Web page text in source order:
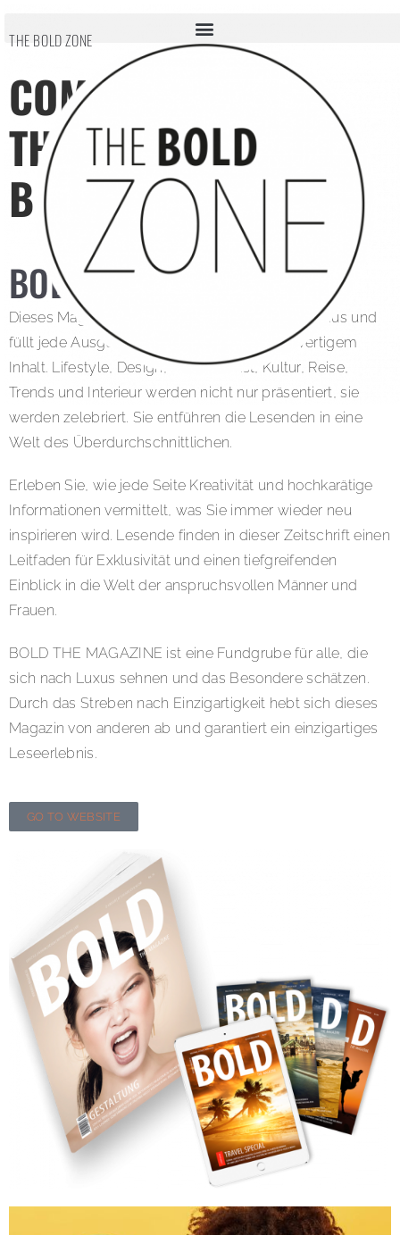
THE BOLD ZONE
COME INTO
THE UNIVERSE OF
BOLD
BOLD THE MAGAZINE
Dieses Magazin widersetzt sich dem Minimalismus und
füllt jede Ausgabe mit einer Fülle von hochwertigem
Inhalt. Lifestyle, Design, Mode, Kunst, Kultur, Reise,
Trends und Interieur werden nicht nur präsentiert, sie
werden zelebriert. Sie entführen die Lesenden in eine
Welt des Überdurchschnittlichen.
Erleben Sie, wie jede Seite Kreativität und hochkarätige
Informationen vermittelt, was Sie immer wieder neu
inspirieren wird. Lesende finden in dieser Zeitschrift einen
Leitfaden für Exklusivität und einen tiefgreifenden
Einblick in die Welt der anspruchsvollen Männer und
Frauen.
BOLD THE MAGAZINE ist eine Fundgrube für alle, die
sich nach Luxus sehnen und das Besondere schätzen.
Durch das Streben nach Einzigartigkeit hebt sich dieses
Magazin von anderen ab und garantiert ein einzigartiges
Leseerlebnis.
GO TO WEBSITE